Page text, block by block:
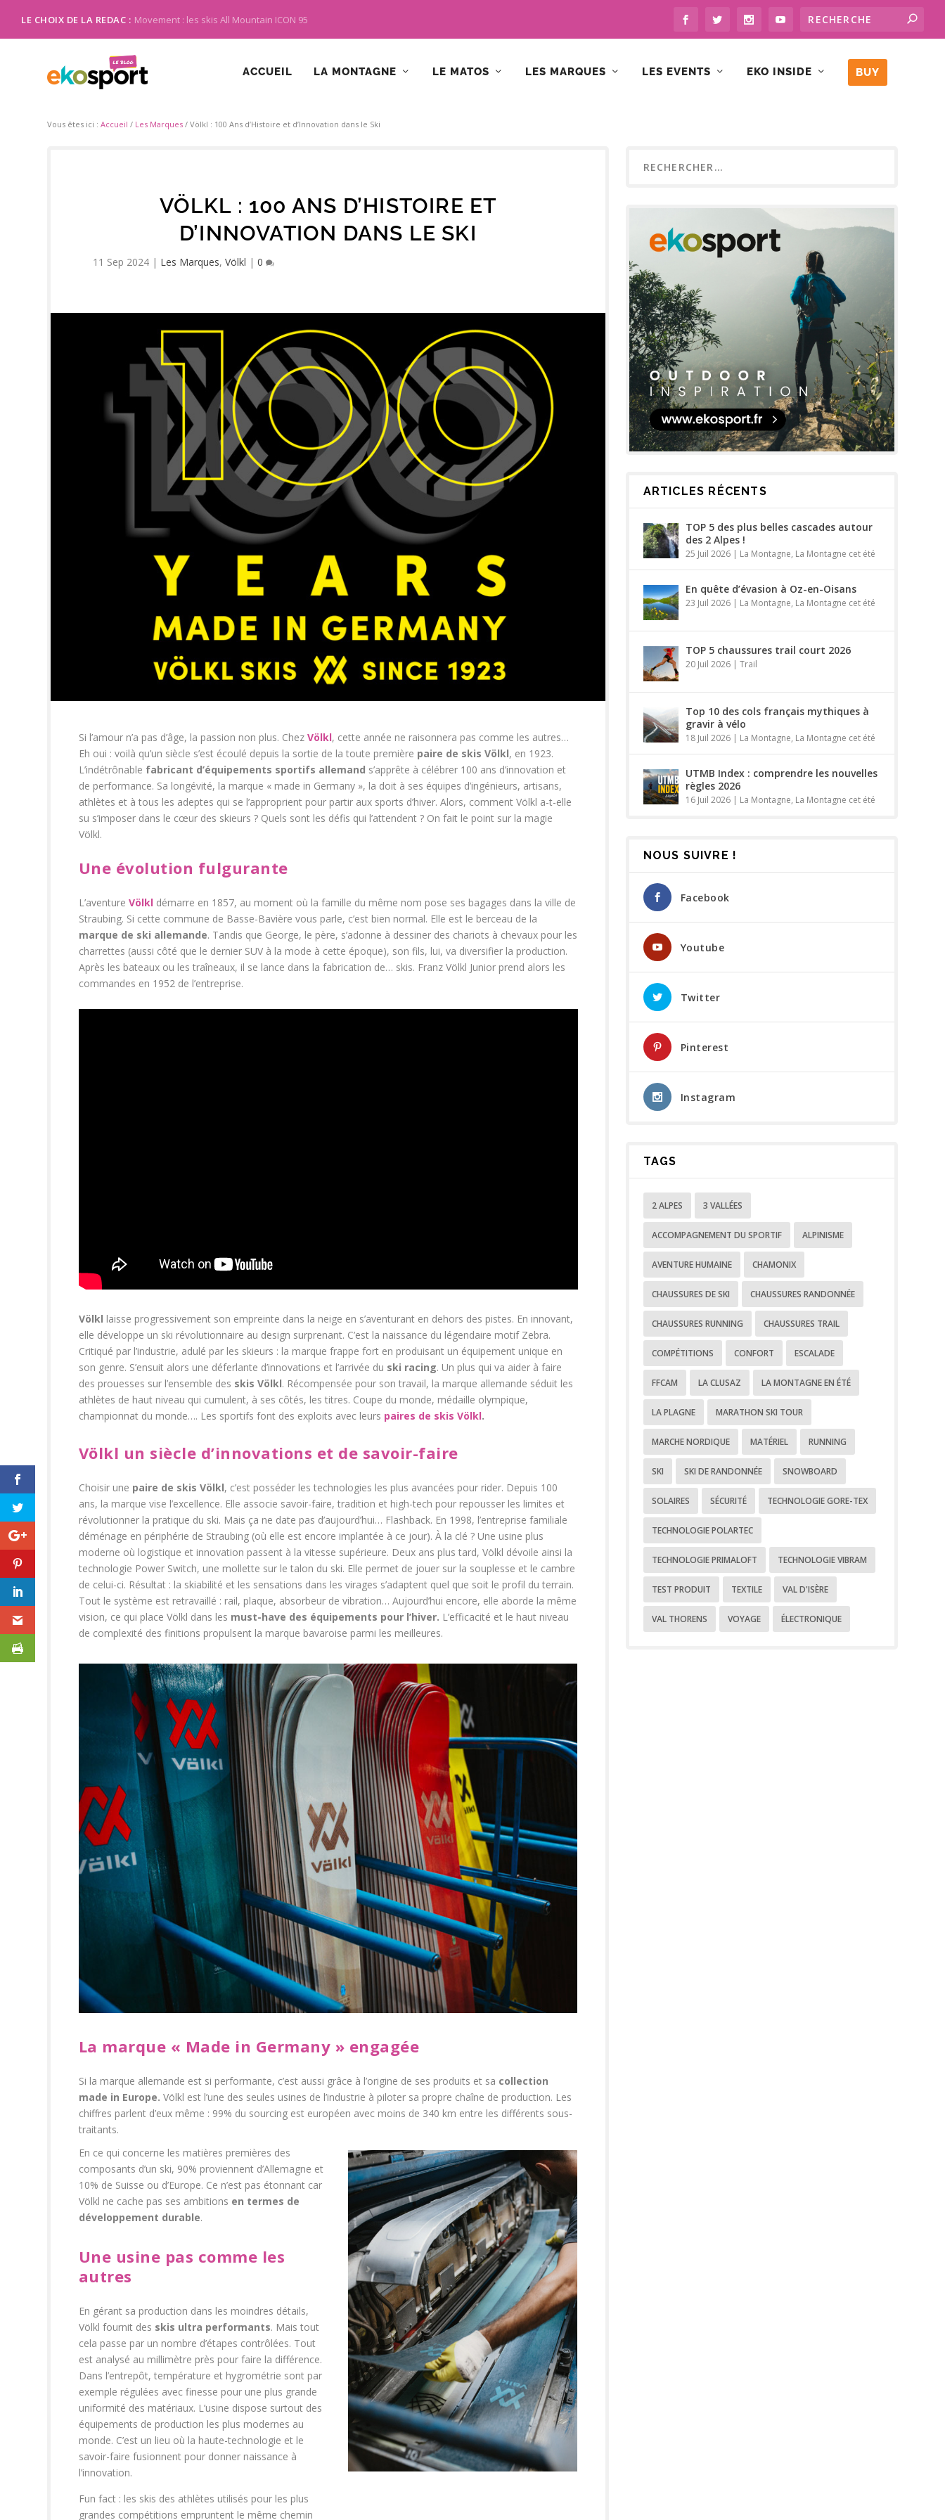
LE CHOIX DE LA REDAC : Movement : les skis All Mountain ICON 95
ACCUEIL LA MONTAGNE LE MATOS LES MARQUES LES EVENTS EKO INSIDE BUY
Vous êtes ici :Accueil / Les Marques /Völkl : 100 Ans d’Histoire et d’Innovation dans le Ski
VÖLKL : 100 ANS D’HISTOIRE ET
D’INNOVATION DANS LE SKI
11 Sep 2024 | Les Marques,Völkl |0
Si l’amour n’a pas d’âge, la passion non plus. Chez Völkl, cette année ne raisonnera pas comme les autres…
Eh oui : voilà qu’un siècle s’est écoulé depuis la sortie de la toute première paire de skis Völkl, en 1923.
L’indétrônable fabricant d’équipements sportifs allemand s’apprête à célébrer 100 ans d’innovation et
de performance. Sa longévité, la marque « made in Germany », la doit à ses équipes d’ingénieurs, artisans,
athlètes et à tous les adeptes qui se l’approprient pour partir aux sports d’hiver. Alors, comment Völkl a-t-elle
su s’imposer dans le cœur des skieurs ? Quels sont les défis qui l’attendent ? On fait le point sur la magie
Völkl.
Une évolution fulgurante
L’aventure Völkl démarre en 1857, au moment où la famille du même nom pose ses bagages dans la ville de
Straubing. Si cette commune de Basse-Bavière vous parle, c’est bien normal. Elle est le berceau de la
marque de ski allemande. Tandis que George, le père, s’adonne à dessiner des chariots à chevaux pour les
charrettes (aussi côté que le dernier SUV à la mode à cette époque), son fils, lui, va diversifier la production.
Après les bateaux ou les traîneaux, il se lance dans la fabrication de… skis. Franz Völkl Junior prend alors les
commandes en 1952 de l’entreprise.
Völkl laisse progressivement son empreinte dans la neige en s’aventurant en dehors des pistes. En innovant,
elle développe un ski révolutionnaire au design surprenant. C’est la naissance du légendaire motif Zebra.
Critiqué par l’industrie, adulé par les skieurs : la marque frappe fort en produisant un équipement unique en
son genre. S’ensuit alors une déferlante d’innovations et l’arrivée du ski racing. Un plus qui va aider à faire
des prouesses sur l’ensemble des skis Völkl. Récompensée pour son travail, la marque allemande séduit les
athlètes de haut niveau qui cumulent, à ses côtés, les titres. Coupe du monde, médaille olympique,
championnat du monde…. Les sportifs font des exploits avec leurs paires de skis Völkl.
Völkl un siècle d’innovations et de savoir-faire
Choisir une paire de skis Völkl, c’est posséder les technologies les plus avancées pour rider. Depuis 100
ans, la marque vise l’excellence. Elle associe savoir-faire, tradition et high-tech pour repousser les limites et
révolutionner la pratique du ski. Mais ça ne date pas d’aujourd’hui… Flashback. En 1998, l’entreprise familiale
déménage en périphérie de Straubing (où elle est encore implantée à ce jour). À la clé ? Une usine plus
moderne où logistique et innovation passent à la vitesse supérieure. Deux ans plus tard, Völkl dévoile ainsi la
technologie Power Switch, une mollette sur le talon du ski. Elle permet de jouer sur la souplesse et le cambre
de celui-ci. Résultat : la skiabilité et les sensations dans les virages s’adaptent quel que soit le profil du terrain.
Tout le système est retravaillé : rail, plaque, absorbeur de vibration… Aujourd’hui encore, elle aborde la même
vision, ce qui place Völkl dans les must-have des équipements pour l’hiver. L’efficacité et le haut niveau
de complexité des finitions propulsent la marque bavaroise parmi les meilleures.
La marque « Made in Germany » engagée
Si la marque allemande est si performante, c’est aussi grâce à l’origine de ses produits et sa collection
made in Europe. Völkl est l’une des seules usines de l’industrie à piloter sa propre chaîne de production. Les
chiffres parlent d’eux même : 99% du sourcing est européen avec moins de 340 km entre les différents sous-
traitants.
En ce qui concerne les matières premières des
composants d’un ski, 90% proviennent d’Allemagne et
10% de Suisse ou d’Europe. Ce n’est pas étonnant car
Völkl ne cache pas ses ambitions en termes de
développement durable.
Une usine pas comme les
autres
En gérant sa production dans les moindres détails,
Völkl fournit des skis ultra performants. Mais tout
cela passe par un nombre d’étapes contrôlées. Tout
est analysé au millimètre près pour faire la différence.
Dans l’entrepôt, température et hygrométrie sont par
exemple régulées avec finesse pour une plus grande
uniformité des matériaux. L’usine dispose surtout des
équipements de production les plus modernes au
monde. C’est un lieu où la haute-technologie et le
savoir-faire fusionnent pour donner naissance à
l’innovation.
Fun fact : les skis des athlètes utilisés pour les plus
grandes compétitions empruntent le même chemin
ARTICLES RÉCENTS
TOP 5 des plus belles cascades autour
des 2 Alpes !
25 Juil 2026| La Montagne, La Montagne cet été
En quête d’évasion à Oz-en-Oisans
23 Juil 2026| La Montagne, La Montagne cet été
TOP 5 chaussures trail court 2026
20 Juil 2026| Trail
Top 10 des cols français mythiques à
gravir à vélo
18 Juil 2026| La Montagne, La Montagne cet été
UTMB Index : comprendre les nouvelles
règles 2026
16 Juil 2026| La Montagne, La Montagne cet été
NOUS SUIVRE !
Facebook
Youtube
Twitter
Pinterest
Instagram
TAGS
2 ALPES 3 VALLÉES
ACCOMPAGNEMENT DU SPORTIF ALPINISME
AVENTURE HUMAINE CHAMONIX
CHAUSSURES DE SKI CHAUSSURES RANDONNÉE
CHAUSSURES RUNNING CHAUSSURES TRAIL
COMPÉTITIONS CONFORT ESCALADE
FFCAM LA CLUSAZ LA MONTAGNE EN ÉTÉ
LA PLAGNE MARATHON SKI TOUR
MARCHE NORDIQUE MATÉRIEL RUNNING
SKI SKI DE RANDONNÉE SNOWBOARD
SOLAIRES SÉCURITÉ TECHNOLOGIE GORE-TEX
TECHNOLOGIE POLARTEC
TECHNOLOGIE PRIMALOFT TECHNOLOGIE VIBRAM
TEST PRODUIT TEXTILE VAL D'ISÈRE
VAL THORENS VOYAGE ÉLECTRONIQUE